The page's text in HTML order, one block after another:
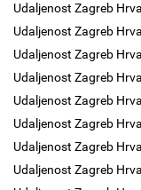
Udaljenost Zagreb
Udaljenost Zagreb
Udaljenost Zagreb
Udaljenost Zagreb
Udaljenost Zagreb
Udaljenost Zagreb
Udaljenost Zagreb
Udaljenost Zagreb